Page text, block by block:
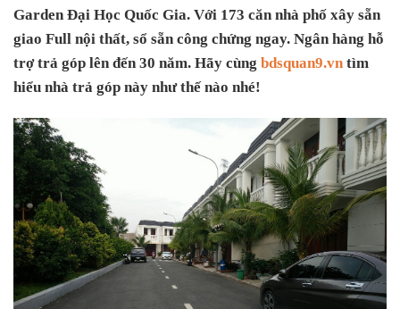
Garden Đại Học Quốc Gia. Với 173 căn nhà phố xây sẵn
giao Full nội thất, sổ sẵn công chứng ngay. Ngân hàng hỗ
trợ trả góp lên đến 30 năm. Hãy cùng bdsquan9.vn tìm
hiểu nhà trả góp này như thế nào nhé!